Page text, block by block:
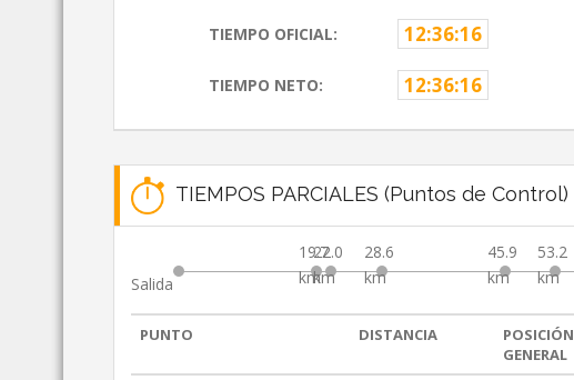
TIEMPO OFICIAL: 12:36:16
TIEMPO NETO: 12:36:16
TIEMPOS PARCIALES (Puntos de Control)
Salida
19.7
km
22.0
km
28.6
km
45.9
km
53.2
km
PUNTO DISTANCIA
POSICIÓN
GENERAL